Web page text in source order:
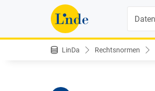
LinDa Rechtsnormen